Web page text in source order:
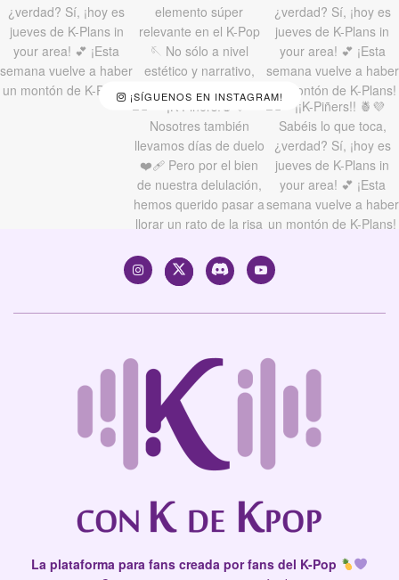
¡SÍGUENOS EN INSTAGRAM!
La plataforma para fans creada por fans del K-Pop